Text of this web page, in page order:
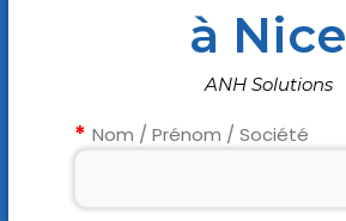
à Nice
ANH Solutions
Nom / Prénom / Société